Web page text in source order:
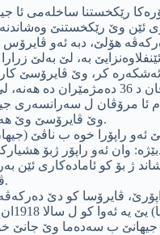
رێكخستنا ساخله‌می ئا
ئێن وێ رێكخستنێ
هۆلێ، دبه‌ ئه‌و ڤایرۆس
ملیۆن مرۆڤان د 36 ده‌مژمێران
ئا مرۆڤان ل سه‌رانسه‌ری
وێ ڤایرۆسێ وێ هه‌ری مه‌زن به‌.
ئه‌و راپۆرا خوه‌ ب ناڤێ
وان ئه‌و راپۆر ژبۆ
ژ بۆ كو ئاماده‌كاری ئێن
ڤایرۆسێ بكن.
ڤایرۆسا كو دێ